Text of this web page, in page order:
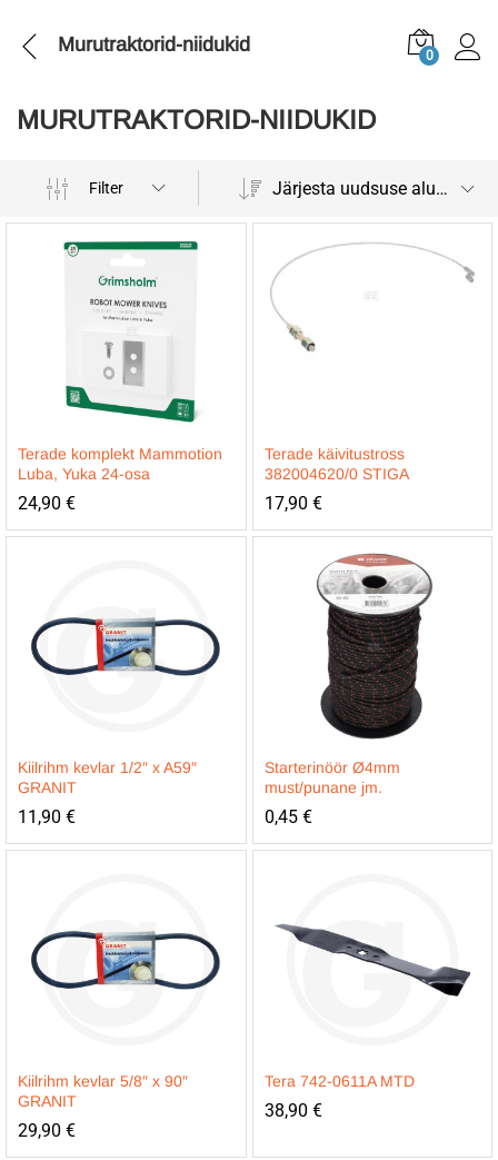
Murutraktorid-niidukid 0
MURUTRAKTORID-NIIDUKID
Filter Järjesta uudsuse alusel
Terade komplekt Mammotion
Luba, Yuka 24-osa
24,90 €
Terade käivitustross
382004620/0 STIGA
17,90 €
Kiilrihm kevlar 1/2″ x A59″
GRANIT
11,90 €
Starterinöör Ø4mm
must/punane jm.
0,45 €
Kiilrihm kevlar 5/8″ x 90″
GRANIT
29,90 €
Tera 742-0611A MTD
38,90 €